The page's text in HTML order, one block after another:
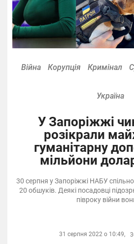
Війна Корупція Кримінал
Україна
У Запоріжжі
розікрали
гуманітарну
мільйони
30 серпня у Запоріжжі НАБУ
20 обшуків. Деякі посадовці
півроку війни
31 серпня 2022 о 10:49,